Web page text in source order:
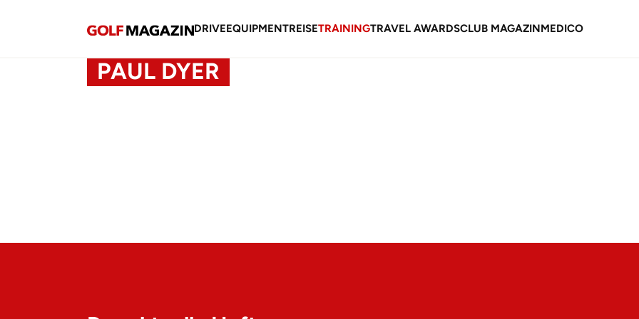
DRIVEEQUIPMENTREISETRAININGTRAVEL AWARDSCLUB MAGAZINMEDICO
PAUL DYER